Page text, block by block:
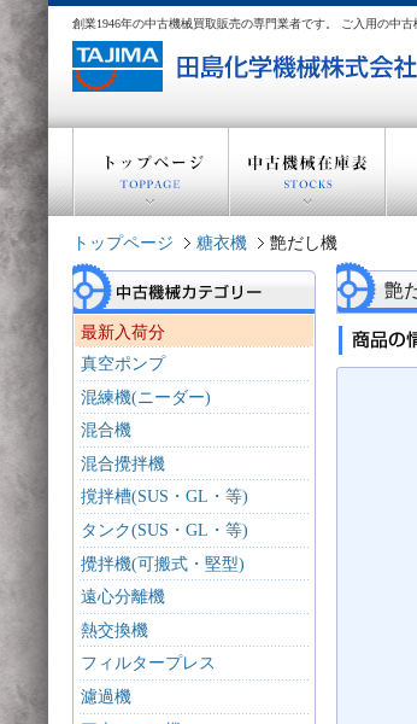
創業1946年の中古機械買取販売の専門業者です。 ご入用の中
トップページ 糖衣機 艶だし機
艶
最新入荷分
真空ポンプ
混練機(ニーダー)
混合機
混合攪拌機
撹拌槽(SUS・GL・等)
タンク(SUS・GL・等)
攪拌機(可搬式・堅型)
遠心分離機
熱交換機
フィルタープレス
濾過機